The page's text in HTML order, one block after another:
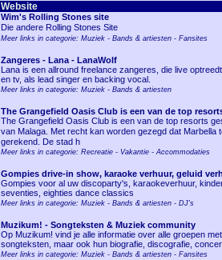
Website
Wim's Rolling Stones site
Die andere Rolling Stones Site
Meer links in categorie: Muziek - Bands & artiesten - Fansites
Zangeres - Lana - LanaWolf
Lana is een allround freelance zangeres, die live
en tv, als lead singer en backing vocal.
Meer links in categorie: Muziek - Bands & artiesten
The Grangefield Oasis Club is een van de top
The Grangefield Oasis Club is een van de top resorts
van Malaga. Met recht kan worden gezegd dat
gerekend. De stad h
Meer links in categorie: Recreatie - Vakantie - Accommodaties
Gompies drive-in show, karaoke verhuur, geluid
Gompies voor al uw discoparty's, karaokeverhuur,
seventies, eighties dance classics
Meer links in categorie: Muziek - Bands & artiesten - DJ's
Muzikum! - Songteksten & Muziek community
Op Muzikum! vind je alle informatie over alle groepen
songteksten, maar ook hun biografie, discografie,
Meer links in categorie: Muziek - Bands & artiesten - Fansites